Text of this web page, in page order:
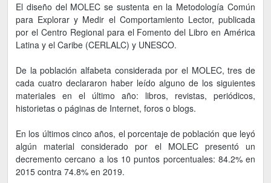
El diseño del MOLEC se sustenta en la Metodología Común
para Explorar y Medir el Comportamiento Lector, publicada
por el Centro Regional para el Fomento del Libro en América
Latina y el Caribe (CERLALC) y UNESCO.
De la población alfabeta considerada por el MOLEC, tres de
cada cuatro declararon haber leído alguno de los siguientes
materiales en el último año: libros, revistas, periódicos,
historietas o páginas de Internet, foros o blogs.
En los últimos cinco años, el porcentaje de población que leyó
algún material considerado por el MOLEC presentó un
decremento cercano a los 10 puntos porcentuales: 84.2% en
2015 contra 74.8% en 2019.